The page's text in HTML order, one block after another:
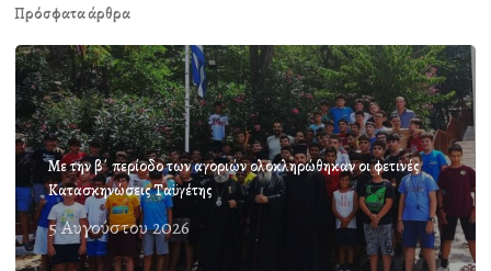
Πρόσφατα άρθρα
Με την β΄ περίοδο των αγοριών ολοκληρώθηκαν οι φετινές
Κατασκηνώσεις Ταϋγέτης
5 Αυγούστου 2026